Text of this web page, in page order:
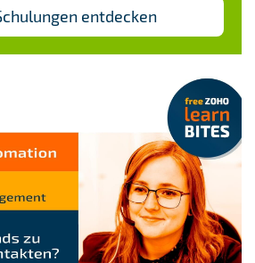
Rechnungen mit einem Klick.
Vorlagen für
Rechnungen für
oder regelmäßige
entdecken